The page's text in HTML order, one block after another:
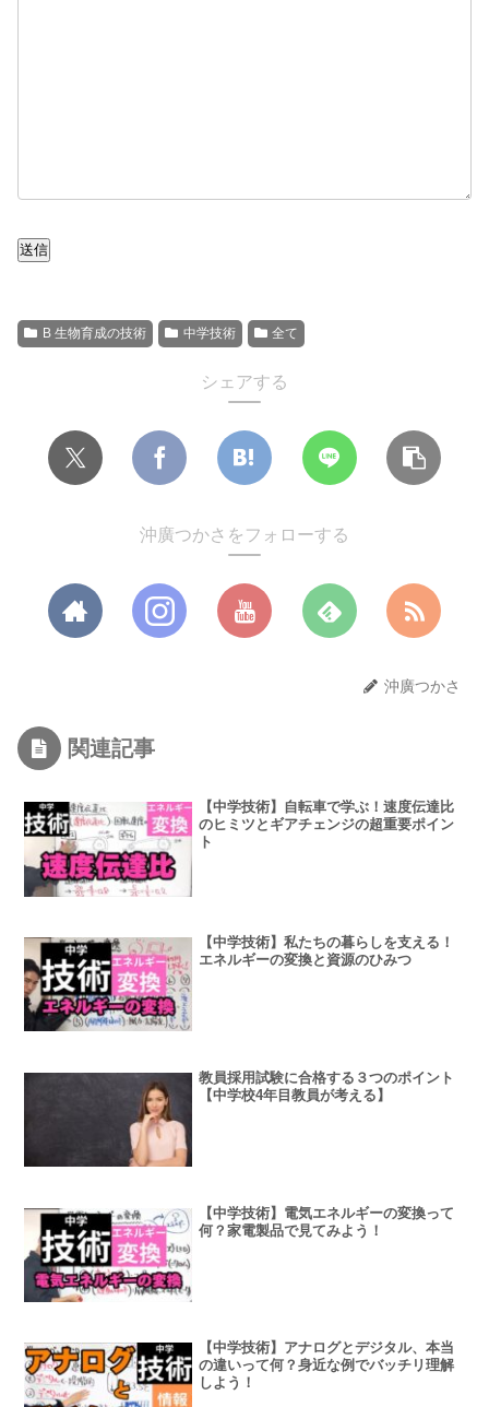
送信
B 生物育成の技術 中学技術 全て
シェアする
沖廣つかさをフォローする
沖廣つかさ
関連記事
【中学技術】自転車で学ぶ！速度伝達比
のヒミツとギアチェンジの超重要ポイン
ト
【中学技術】私たちの暮らしを支える！
エネルギーの変換と資源のひみつ
教員採用試験に合格する３つのポイント
【中学校4年目教員が考える】
【中学技術】電気エネルギーの変換って
何？家電製品で見てみよう！
【中学技術】アナログとデジタル、本当
の違いって何？身近な例でバッチリ理解
しよう！